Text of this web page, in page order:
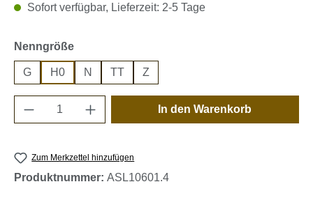
Sofort verfügbar, Lieferzeit: 2-5 Tage
Nenngrößeauswählen
G H0 N TT Z
Produkt Anzahl: Gib den gewünschten
In den Warenkorb
Zum Merkzettel hinzufügen
Produktnummer: ASL10601.4